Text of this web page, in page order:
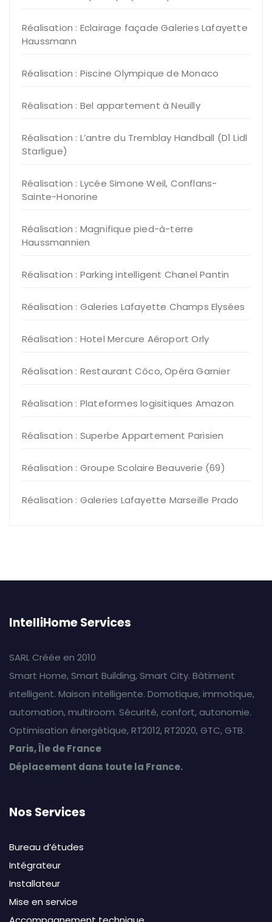
Réalisation : Eclairage façade Galeries Lafayette
Haussmann
Réalisation : Piscine Olympique de Monaco
Réalisation : Bel appartement à Neuilly
Réalisation : L’antre du Tremblay Handball (D1 Lidl
Starligue)
Réalisation : Lycée Simone Weil, Conflans-
Sainte-Honorine
Réalisation : Magnifique pied-à-terre
Haussmannien
Réalisation : Parking intelligent Chanel Pantin
Réalisation : Galeries Lafayette Champs Elysées
Réalisation : Hotel Mercure Aéroport Orly
Réalisation : Restaurant Côco, Opéra Garnier
Réalisation : Plateformes logisitiques Amazon
Réalisation : Superbe Appartement Parisien
Réalisation : Groupe Scolaire Beauverie (69)
Réalisation : Galeries Lafayette Marseille Prado
IntelliHome Services
SARL Créée en 2010
Smart Home, Smart Building, Smart City. Bâtiment
intelligent. Maison intelligente. Domotique, immotique,
automation, multiroom. Sécurité, confort, autonomie.
Optimisation énergétique, RT2012, RT2020, GTC, GTB.
Paris, Île de France
Déplacement dans toute la France.
Nos Services
Bureau d’études
Intégrateur
Installateur
Mise en service